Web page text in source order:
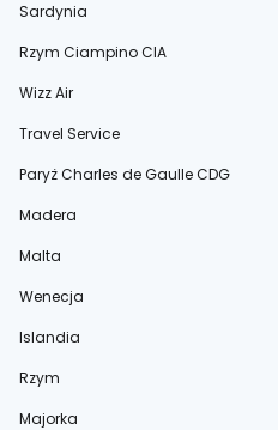
Sardynia
Rzym Ciampino CIA
Wizz Air
Travel Service
Paryż Charles de Gaulle CDG
Madera
Malta
Wenecja
Islandia
Rzym
Majorka